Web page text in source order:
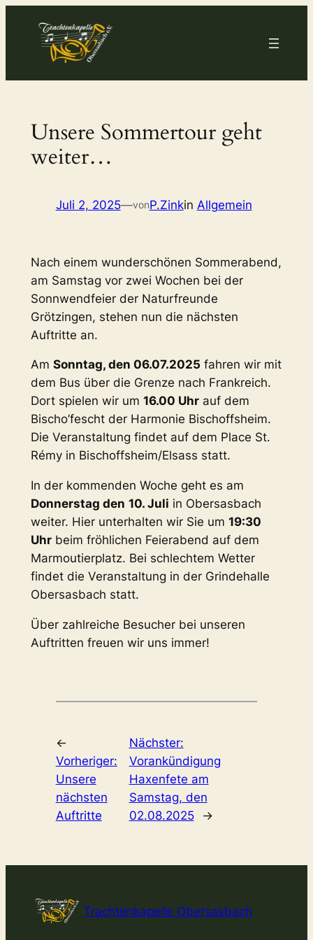
springen
Unsere Sommertour geht
weiter…
Juli 2, 2025—vonP.Zinkin Allgemein
Nach einem wunderschönen Sommerabend,
am Samstag vor zwei Wochen bei der
Sonnwendfeier der Naturfreunde
Grötzingen, stehen nun die nächsten
Auftritte an.
Am Sonntag, den 06.07.2025 fahren wir mit
dem Bus über die Grenze nach Frankreich.
Dort spielen wir um 16.00 Uhrauf dem
Bischo’fescht der Harmonie Bischoffsheim.
Die Veranstaltung findet auf dem Place St.
Rémy in Bischoffsheim/Elsass statt.
In der kommenden Woche geht es am
Donnerstag den 10. Juli in Obersasbach
weiter. Hier unterhalten wir Sie um 19:30
Uhrbeim fröhlichen Feierabend auf dem
Marmoutierplatz. Bei schlechtem Wetter
findet die Veranstaltung in der Grindehalle
Obersasbach statt.
Über zahlreiche Besucher bei unseren
Auftritten freuen wir uns immer!
←
Vorheriger:
Unsere
nächsten
Auftritte
Nächster:
Vorankündigung
Haxenfete am
Samstag, den
02.08.2025
→
Trachtenkapelle Obersasbach